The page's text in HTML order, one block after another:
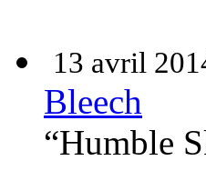
13 avril
Bleech
“Humble